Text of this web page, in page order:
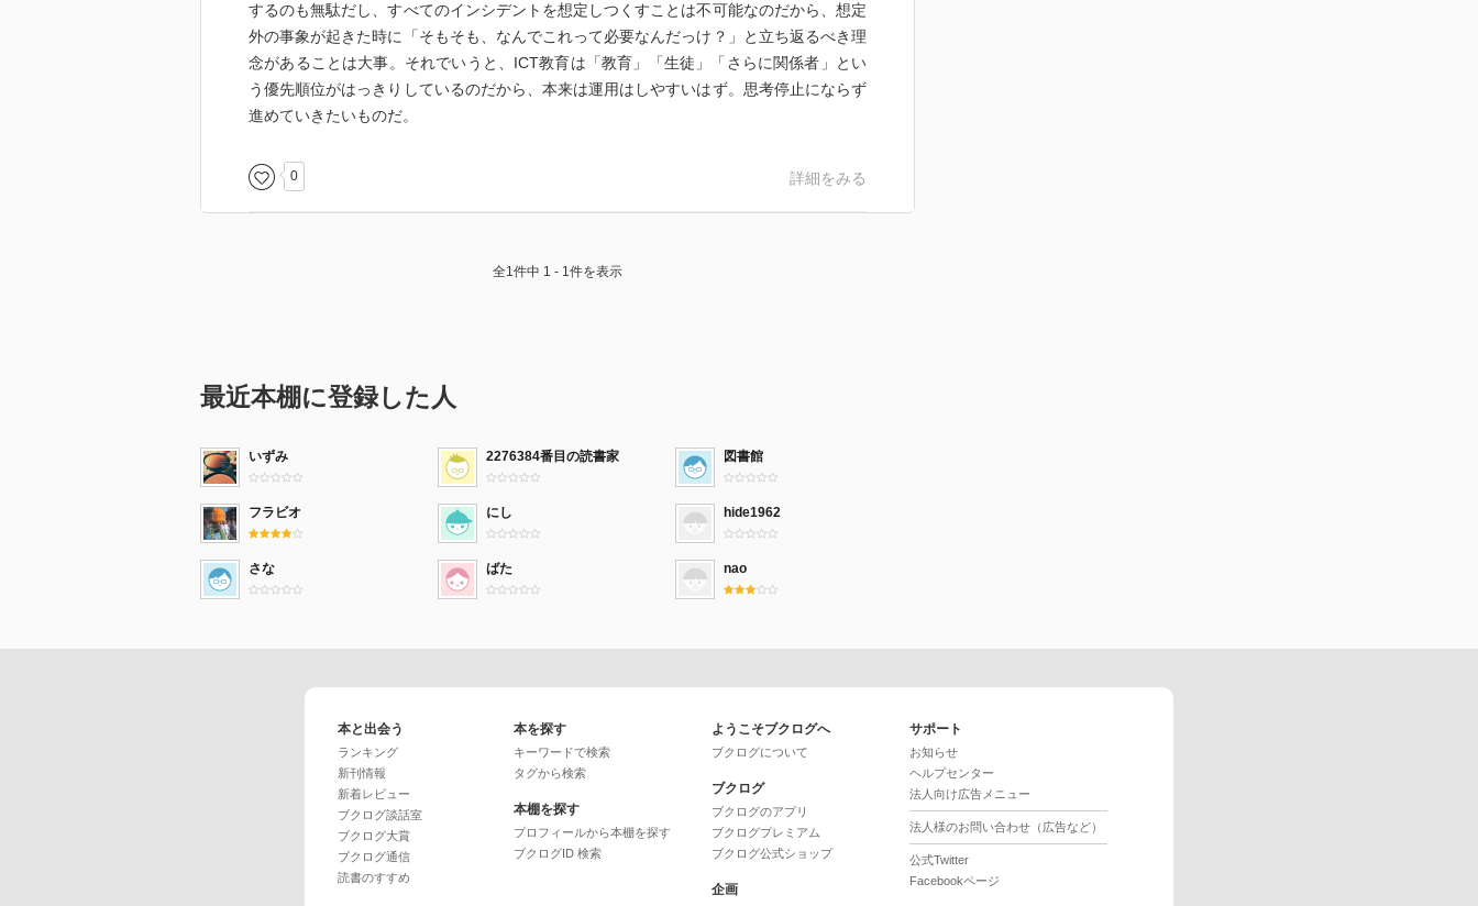
するのも無駄だし、すべてのインシデントを想定しつくすことは不可能なのだから、想定
外の事象が起きた時に「そもそも、なんでこれって必要なんだっけ？」と立ち返るべき理
念があることは大事。それでいうと、ICT教育は「教育」「生徒」「さらに関係者」とい
う優先順位がはっきりしているのだから、本来は運用はしやすいはず。思考停止にならず
進めていきたいものだ。
0 詳細をみる
全1件中 1 - 1件を表示
最近本棚に登録した人
いずみ 2276384番目の読書家 図書館
フラビオ にし hide1962
さな ばた nao
本と出会う
ランキング
新刊情報
新着レビュー
ブクログ談話室
ブクログ大賞
ブクログ通信
読書のすすめ
本を探す
キーワードで検索
タグから検索
本棚を探す
プロフィールから本棚を探す
ブクログID 検索
ようこそブクログへ
ブクログについて
ブクログ
ブクログのアプリ
ブクログプレミアム
ブクログ公式ショップ
企画
サポート
お知らせ
ヘルプセンター
法人向け広告メニュー
法人様のお問い合わせ（広告など）
公式Twitter
Facebookページ